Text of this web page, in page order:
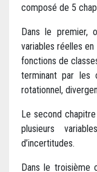
composé de 5
Dans le premier,
variables réelles
fonctions de
terminant par les
rotationnel,
Le second
plusieurs
d’incertitudes.
Dans le troisième